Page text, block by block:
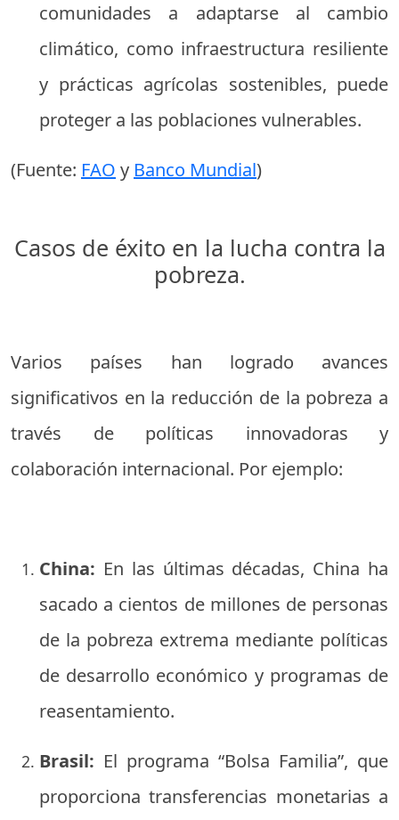
comunidades a adaptarse al cambio
climático, como infraestructura resiliente
y prácticas agrícolas sostenibles, puede
proteger a las poblaciones vulnerables.
(Fuente: FAO y Banco Mundial)
Casos de éxito en la lucha contra la
pobreza.
Varios países han logrado avances
significativos en la reducción de la pobreza a
través de políticas innovadoras y
colaboración internacional. Por ejemplo:
China: En las últimas décadas, China ha
sacado a cientos de millones de personas
de la pobreza extrema mediante políticas
de desarrollo económico y programas de
reasentamiento.
Brasil: El programa “Bolsa Familia”, que
proporciona transferencias monetarias a